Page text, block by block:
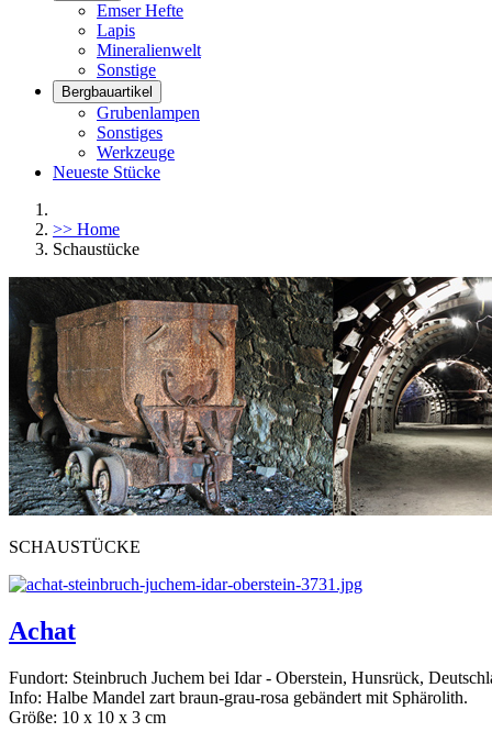
Emser Hefte
Lapis
Mineralienwelt
Sonstige
Bergbauartikel
Grubenlampen
Sonstiges
Werkzeuge
Neueste Stücke
>> Home
Schaustücke
SCHAUSTÜCKE
Achat
Fundort: Steinbruch Juchem bei Idar - Oberstein, Hunsrück,
Info: Halbe Mandel zart braun-grau-rosa gebändert mit Sphärolith.
Größe: 10 x 10 x 3 cm